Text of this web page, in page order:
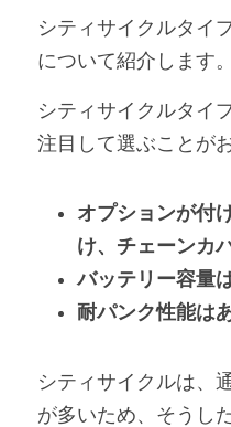
シティサイクルタイ
について紹介します。
シティサイクルタイ
注目して選ぶことが
オプションが付
け、チェーンカ
バッテリー容量
耐パンク性能は
シティサイクルは、
が多いため、そうし